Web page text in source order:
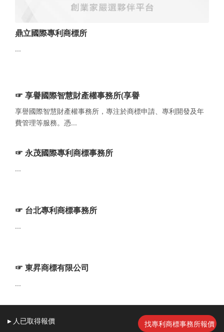
鼎立國際專利商標所
...
☞ 享譽國際智慧財產權事務所(享譽
享譽國際智慧財產權事務所，專注於商標申請、專利開發及年
費管理等服務。憑...
☞ 永茂國際專利商標事務所
...
☞ 台北專利商標事務所
...
☞ 東昇商標有限公司
...
▸ 人已取得報價 找專利商標事務所報價